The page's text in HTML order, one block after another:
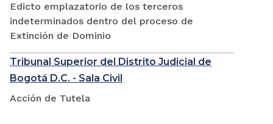
Edicto emplazatorio de los terceros
indeterminados dentro del proceso de
Extinción de Dominio
Tribunal Superior del Distrito Judicial de
Bogotá D.C. - Sala Civil
Acción de Tutela